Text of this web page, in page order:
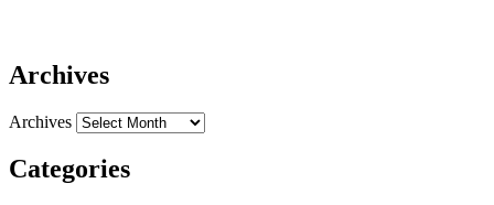
Archives
Archives
Categories